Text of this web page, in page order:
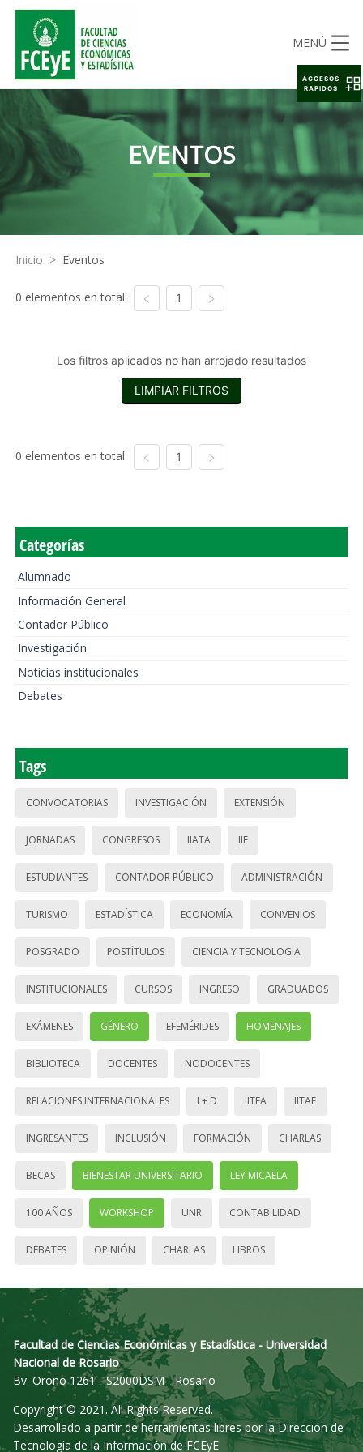
MENÚ
EVENTOS
Inicio > Eventos
0 elementos en total: 1
Los filtros aplicados no han arrojado resultados
LIMPIAR FILTROS
0 elementos en total: 1
Categorías
Alumnado
Información General
Contador Público
Investigación
Noticias institucionales
Debates
Tags
CONVOCATORIAS INVESTIGACIÓN EXTENSIÓN
JORNADAS CONGRESOS IIATA IIE
ESTUDIANTES CONTADOR PÚBLICO ADMINISTRACIÓN
TURISMO ESTADÍSTICA ECONOMÍA CONVENIOS
POSGRADO POSTÍTULOS CIENCIA Y TECNOLOGÍA
INSTITUCIONALES CURSOS INGRESO GRADUADOS
EXÁMENES GÉNERO EFEMÉRIDES HOMENAJES
BIBLIOTECA DOCENTES NODOCENTES
RELACIONES INTERNACIONALES I + D IITEA IITAE
INGRESANTES INCLUSIÓN FORMACIÓN CHARLAS
BECAS BIENESTAR UNIVERSITARIO LEY MICAELA
100 AÑOS WORKSHOP UNR CONTABILIDAD
DEBATES OPINIÓN CHARLAS LIBROS
Facultad de Ciencias Económicas y Estadística - Universidad
Nacional de Rosario
Bv. Oroño 1261 - S2000DSM - Rosario
Copyright © 2021. All Rights Reserved.
Desarrollado a partir de herramientas libres por la Dirección de
Tecnología de la Información de FCEyE
ACCESOS
RAPIDOS